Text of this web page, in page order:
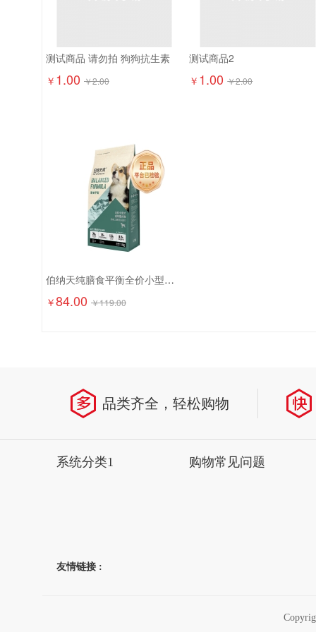
测试商品 请勿拍 狗狗抗生素
￥ 1.00 ￥2.00
测试商品2
￥ 1.00 ￥2.00
伯纳天纯膳食平衡全价小型犬成犬粮（含三文鱼配方）1.5kg
￥84.00 ￥119.00
品类齐全，轻松购物
系统分类1 购物常见问题
友情链接 :